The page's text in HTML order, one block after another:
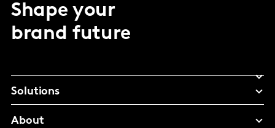
Shape your
brand future
Solutions
About